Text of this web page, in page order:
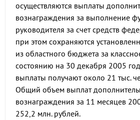
осуществляются выплаты
вознаграждения за выполнение
руководителя за счет средств
при этом сохраняются
из областного бюджета за
состоянию на 30 декабря 2005
выплаты получают около 21 тыс.
Общий объем выплат
вознаграждения за 11 месяцев
252,2 млн. рублей.